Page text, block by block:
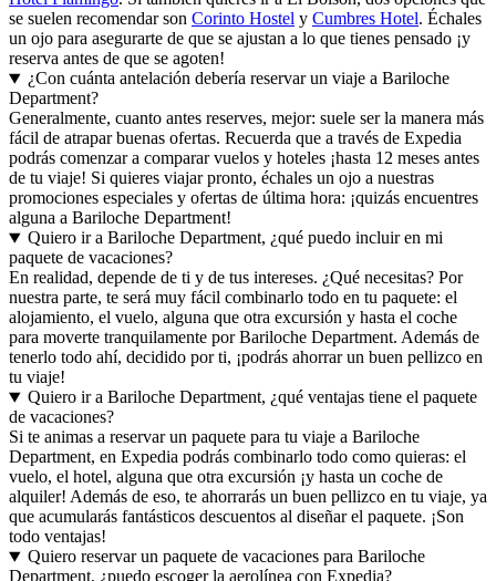
se suelen recomendar son Corinto Hostel y Cumbres Hotel. Échales
un ojo para asegurarte de que se ajustan a lo que tienes pensado ¡y
reserva antes de que se agoten!
¿Con cuánta antelación debería reservar un viaje a Bariloche
Department?
Generalmente, cuanto antes reserves, mejor: suele ser la manera más
fácil de atrapar buenas ofertas. Recuerda que a través de Expedia
podrás comenzar a comparar vuelos y hoteles ¡hasta 12 meses antes
de tu viaje! Si quieres viajar pronto, échales un ojo a nuestras
promociones especiales y ofertas de última hora: ¡quizás encuentres
alguna a Bariloche Department!
Quiero ir a Bariloche Department, ¿qué puedo incluir en mi
paquete de vacaciones?
En realidad, depende de ti y de tus intereses. ¿Qué necesitas? Por
nuestra parte, te será muy fácil combinarlo todo en tu paquete: el
alojamiento, el vuelo, alguna que otra excursión y hasta el coche
para moverte tranquilamente por Bariloche Department. Además de
tenerlo todo ahí, decidido por ti, ¡podrás ahorrar un buen pellizco en
tu viaje!
Quiero ir a Bariloche Department, ¿qué ventajas tiene el paquete
de vacaciones?
Si te animas a reservar un paquete para tu viaje a Bariloche
Department, en Expedia podrás combinarlo todo como quieras: el
vuelo, el hotel, alguna que otra excursión ¡y hasta un coche de
alquiler! Además de eso, te ahorrarás un buen pellizco en tu viaje, ya
que acumularás fantásticos descuentos al diseñar el paquete. ¡Son
todo ventajas!
Quiero reservar un paquete de vacaciones para Bariloche
Department, ¿puedo escoger la aerolínea con Expedia?